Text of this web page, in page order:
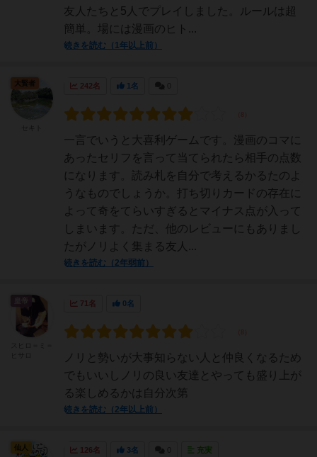
友人たちと5人でプレイしました。ルールは超
簡単。場には漫画のヒト...
続きを読む（1年以上前）
242名 1名
一言でいうと大喜利ゲームです。漫画のコマに
あったセリフを言って当てられたら相手の点数
になります。読み札を自分で考えるかるたのよ
うなものでしょうか。打ち切りカードの存在に
よって奇をてらいすぎるとマイナス点が入って
しまいます。ただ、他のレビューにもありまし
たがノリよく集まる友人...
続きを読む（2年弱前）
大賢者
71名 0名
ノリと勢いが大事知らない人と仲良くなるため
でもいいしノリの良い友達とやっても盛り上が
る楽しめるかは自分次第
続きを読む（2年以上前）
126名 3名 充実
仙人